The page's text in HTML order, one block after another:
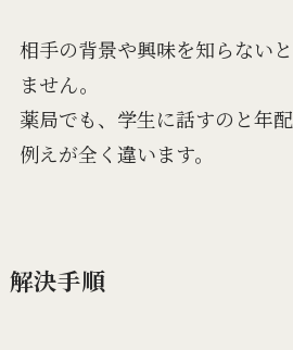
相手の背景や興味を知らない
ません。
薬局でも、学生に話すのと年
例えが全く違います。
解決手順